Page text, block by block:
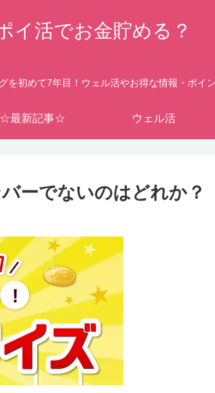
イ活でお金貯める？
を初めて7年目！ウェル活やお得な情報・ポイ
☆最新記事☆ ウェル活
ーでないのはどれか？